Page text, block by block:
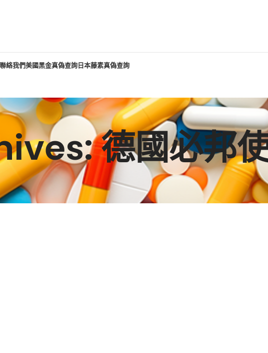
聯絡我們美國黑金真偽查詢日本藤素真偽查詢
德國必邦